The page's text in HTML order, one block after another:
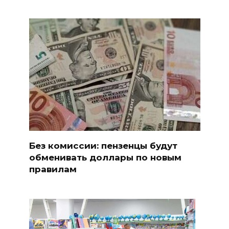
Без комиссии: пензенцы будут
обменивать доллары по новым
правилам